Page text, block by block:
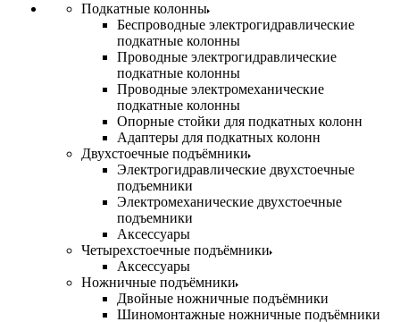
Подкатные колонны
Беспроводные электрогидравлические
подкатные колонны
Проводные электрогидравлические
подкатные колонны
Проводные электромеханические
подкатные колонны
Опорные стойки для подкатных колонн
Адаптеры для подкатных колонн
Двухстоечные подъёмники
Электрогидравлические двухстоечные
подъемники
Электромеханические двухстоечные
подъемники
Аксессуары
Четырехстоечные подъёмники
Аксессуары
Ножничные подъёмники
Двойные ножничные подъёмники
Шиномонтажные ножничные подъёмники